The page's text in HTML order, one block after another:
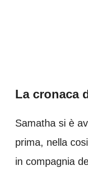
La cronaca
Samatha si è
prima, nella
in compagnia